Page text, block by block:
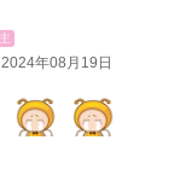
2024年08月19日